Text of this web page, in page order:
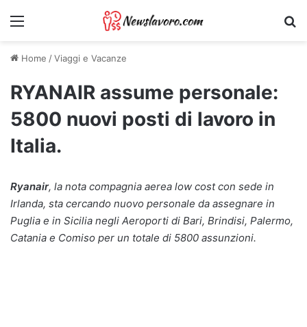
Menu
Home /Viaggi e Vacanze
RYANAIR assume personale:
5800 nuovi posti di lavoro in
Italia.
Ryanair, la nota compagnia aerea low cost con sede in
Irlanda, sta cercando nuovo personale da assegnare in
Puglia e in Sicilia negli Aeroporti di Bari, Brindisi, Palermo,
Catania e Comiso per un totale di 5800 assunzioni.